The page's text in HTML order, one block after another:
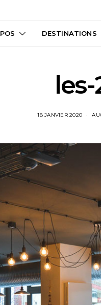
DESTINATIONS
18 JANVIER 2020